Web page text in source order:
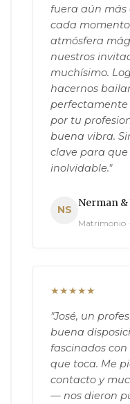
fuera aún más
cada
atmósfera
nuestros
muchísimo.
hacernos
perfectamente
por tu
buena vibra.
clave para
inolvidable."
NS
Nerman &
Matrimonio
★★★★★
"José, un
buena
fascinados
que toca. Me
contacto y
— nos dieron